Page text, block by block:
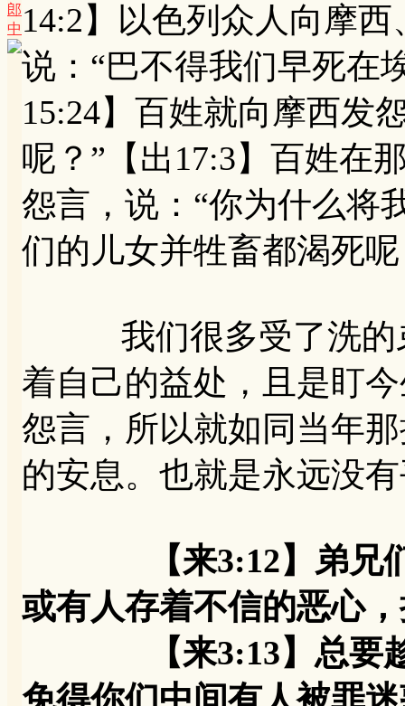
郎
中 14:2】以色列众人向摩
说：“巴不得我们早死在
15:24】百姓就向摩西发
呢？”【出17:3】百姓在
怨言，说：“你为什么将
们的儿女并牲畜都渴死
我们很多受了洗的弟
着自己的益处，且是盯
怨言，所以就如同当年
的安息。也就是永远没
【来3:12】弟
或有人存着不信的恶心
【来3:13】总要趁